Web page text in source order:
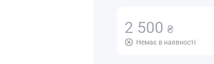
2 500 ₴
Немає в наявності